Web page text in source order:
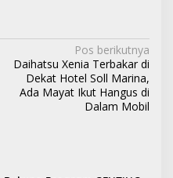
Pos berikutnya
Daihatsu Xenia Terbakar di
Dekat Hotel Soll Marina,
Ada Mayat Ikut Hangus di
Dalam Mobil